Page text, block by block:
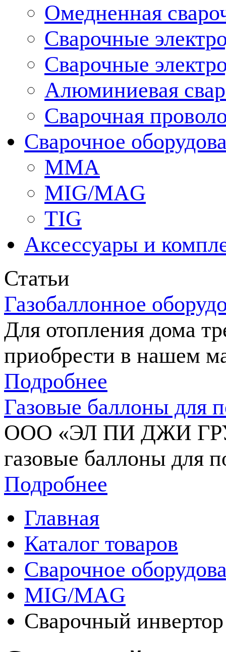
Омедненная
Сварочные
Сварочные
Алюминиевая
Сварочная
Сварочное
MMA
MIG/MAG
TIG
Аксессуары и
Статьи
Газобаллонное
Для отопления дома
приобрести в нашем
Подробнее
Газовые баллоны для
ООО «ЭЛ ПИ ДЖИ
газовые баллоны для
Подробнее
Главная
Каталог товаров
Сварочное
MIG/MAG
Сварочный